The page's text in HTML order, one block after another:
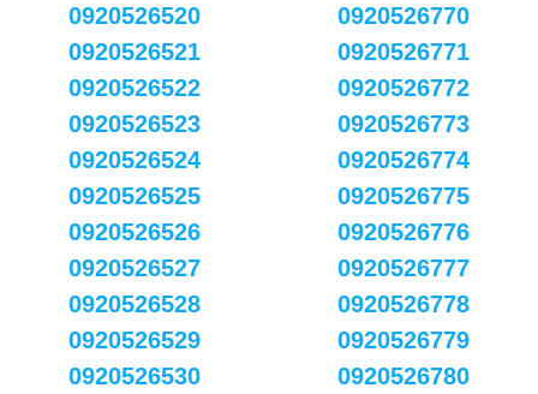
0920526520
0920526521
0920526522
0920526523
0920526524
0920526525
0920526526
0920526527
0920526528
0920526529
0920526530
0920526770
0920526771
0920526772
0920526773
0920526774
0920526775
0920526776
0920526777
0920526778
0920526779
0920526780